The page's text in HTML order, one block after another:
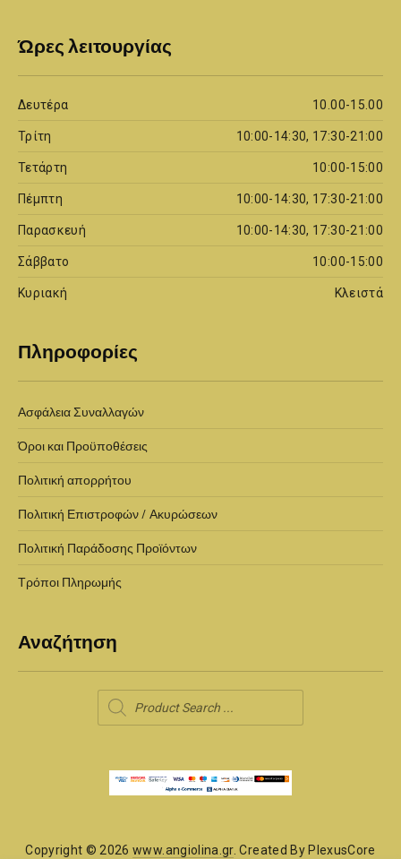
Ώρες λειτουργίας
Δευτέρα 10.00-15.00
Τρίτη 10:00-14:30, 17:30-21:00
Τετάρτη 10:00-15:00
Πέμπτη 10:00-14:30, 17:30-21:00
Παρασκευή 10:00-14:30, 17:30-21:00
Σάββατο 10:00-15:00
Κυριακή Κλειστά
Πληροφορίες
Ασφάλεια Συναλλαγών
Όροι και Προϋποθέσεις
Πολιτική απορρήτου
Πολιτική Επιστροφών / Ακυρώσεων
Πολιτική Παράδοσης Προϊόντων
Τρόποι Πληρωμής
Αναζήτηση
Products
search
Copyright © 2026www.angiolina.gr. Created By PlexusCore